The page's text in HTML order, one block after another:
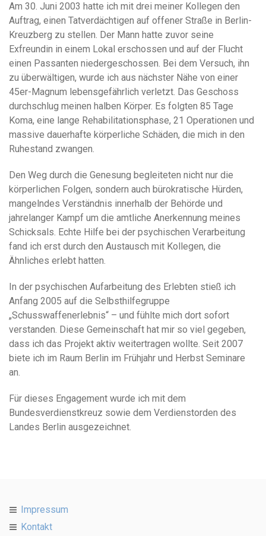
Am 30. Juni 2003 hatte ich mit drei meiner Kollegen den
Auftrag, einen Tatverdächtigen auf offener Straße in Berlin-
Kreuzberg zu stellen. Der Mann hatte zuvor seine
Exfreundin in einem Lokal erschossen und auf der Flucht
einen Passanten niedergeschossen. Bei dem Versuch, ihn
zu überwältigen, wurde ich aus nächster Nähe von einer
45er-Magnum lebensgefährlich verletzt. Das Geschoss
durchschlug meinen halben Körper. Es folgten 85 Tage
Koma, eine lange Rehabilitationsphase, 21 Operationen und
massive dauerhafte körperliche Schäden, die mich in den
Ruhestand zwangen.
Den Weg durch die Genesung begleiteten nicht nur die
körperlichen Folgen, sondern auch bürokratische Hürden,
mangelndes Verständnis innerhalb der Behörde und
jahrelanger Kampf um die amtliche Anerkennung meines
Schicksals. Echte Hilfe bei der psychischen Verarbeitung
fand ich erst durch den Austausch mit Kollegen, die
Ähnliches erlebt hatten.
In der psychischen Aufarbeitung des Erlebten stieß ich
Anfang 2005 auf die Selbsthilfegruppe
„Schusswaffenerlebnis“ – und fühlte mich dort sofort
verstanden. Diese Gemeinschaft hat mir so viel gegeben,
dass ich das Projekt aktiv weitertragen wollte. Seit 2007
biete ich im Raum Berlin im Frühjahr und Herbst Seminare
an.
Für dieses Engagement wurde ich mit dem
Bundesverdienstkreuz sowie dem Verdienstorden des
Landes Berlin ausgezeichnet.
Impressum
Kontakt